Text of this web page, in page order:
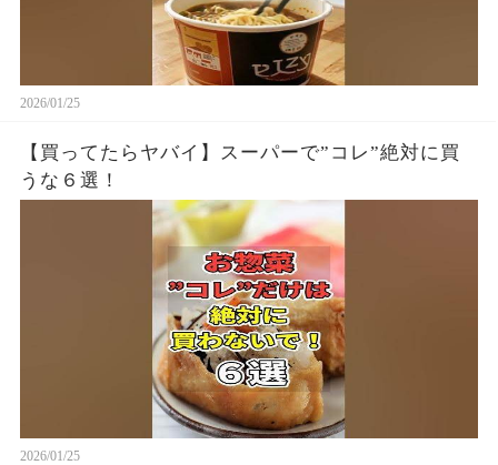
2026/01/25
【買ってたらヤバイ】スーパーで”コレ”絶対に買
うな６選！
2026/01/25